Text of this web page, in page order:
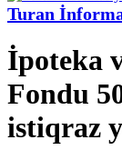
Turan
İpoteka
Fondu
istiqraz